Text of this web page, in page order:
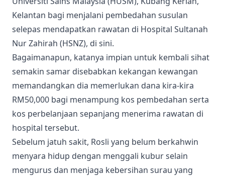
Kelantan bagi menjalani pembedahan susulan
selepas mendapatkan rawatan di Hospital Sultanah
Nur Zahirah (HSNZ), di sini.
​Bagaimanapun, katanya impian untuk kembali sihat
semakin samar disebabkan kekangan kewangan
memandangkan dia memerlukan dana kira-kira
RM50,000 bagi menampung kos pembedahan serta
kos perbelanjaan sepanjang menerima rawatan di
hospital tersebut.
​Sebelum jatuh sakit, Rosli yang belum berkahwin
menyara hidup dengan menggali kubur selain
mengurus dan menjaga kebersihan surau yang